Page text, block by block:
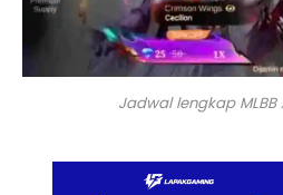
Jadwal lengkap MLBB